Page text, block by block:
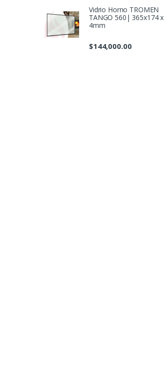
Vidrio Horno TROMEN
TANGO 560| 365x174 x
4mm
$144,000.00